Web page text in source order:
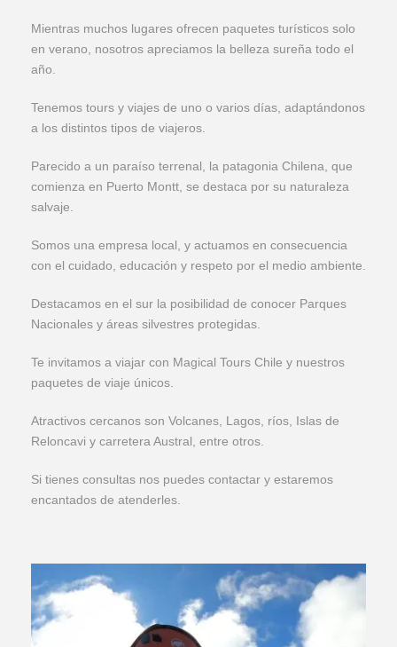
Mientras muchos lugares ofrecen paquetes turísticos solo
en verano, nosotros apreciamos la belleza sureña todo el
año.
Tenemos tours y viajes de uno o varios días, adaptándonos
a los distintos tipos de viajeros.
Parecido a un paraíso terrenal, la patagonia Chilena, que
comienza en Puerto Montt, se destaca por su naturaleza
salvaje.
Somos una empresa local, y actuamos en consecuencia
con el cuidado, educación y respeto por el medio ambiente.
Destacamos en el sur la posibilidad de conocer Parques
Nacionales y áreas silvestres protegidas.
Te invitamos a viajar con Magical Tours Chile y nuestros
paquetes de viaje únicos.
Atractivos cercanos son Volcanes, Lagos, ríos, Islas de
Reloncavi y carretera Austral, entre otros.
Si tienes consultas nos puedes contactar y estaremos
encantados de atenderles.